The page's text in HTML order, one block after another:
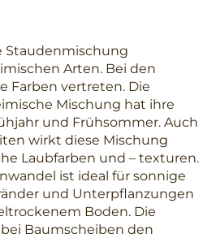
Staudenmischung
Arten. Bei den
Farben vertreten. Die
Mischung hat ihre
und Frühsommer. Auch
wirkt diese Mischung
Laubfarben und – texturen.
ist ideal für sonnige
und Unterpflanzungen
Boden. Die
Baumscheiben den